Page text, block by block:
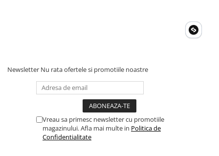
Newsletter Nu rata ofertele si promotiile noastre
Vreau sa primesc newsletter cu promotiile
magazinului. Afla mai multe in Politica de
Confidentialitate